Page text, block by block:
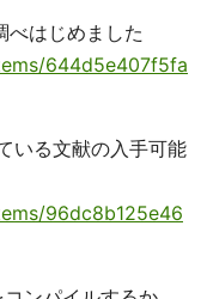
べはじめました
644d5e407f5fa
いる文献の入手可能
96dc8b125e46